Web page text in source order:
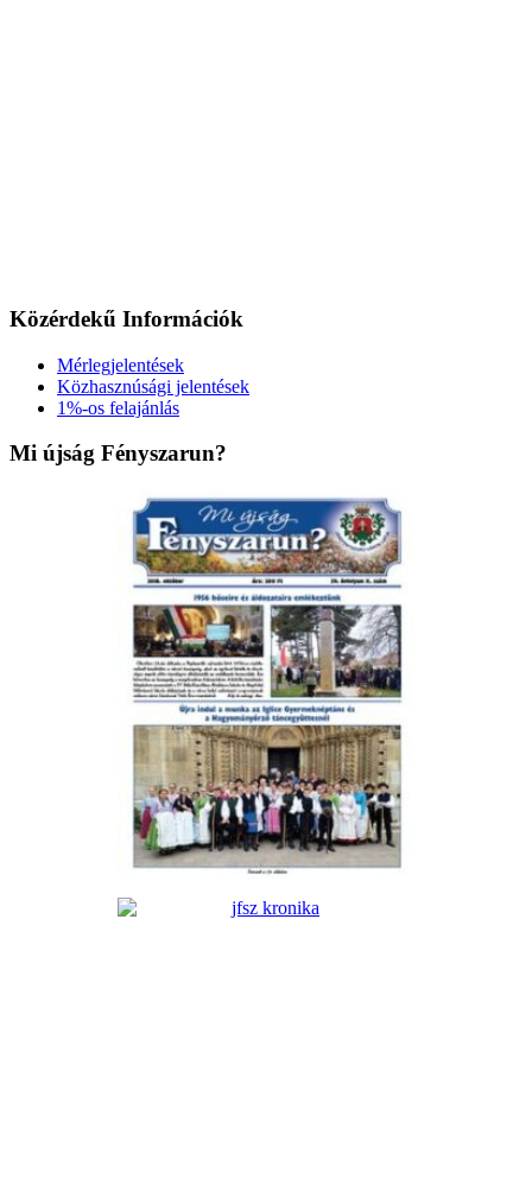
Közérdekű Információk
Mérlegjelentések
Közhasznúsági jelentések
1%-os felajánlás
Mi újság Fényszarun?